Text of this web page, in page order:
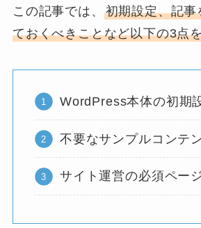
この記事では、 初期設定、記
ておくべきことなど以下の3点
WordPress本体の初期
不要なサンプルコンテ
サイト運営の必須ペー